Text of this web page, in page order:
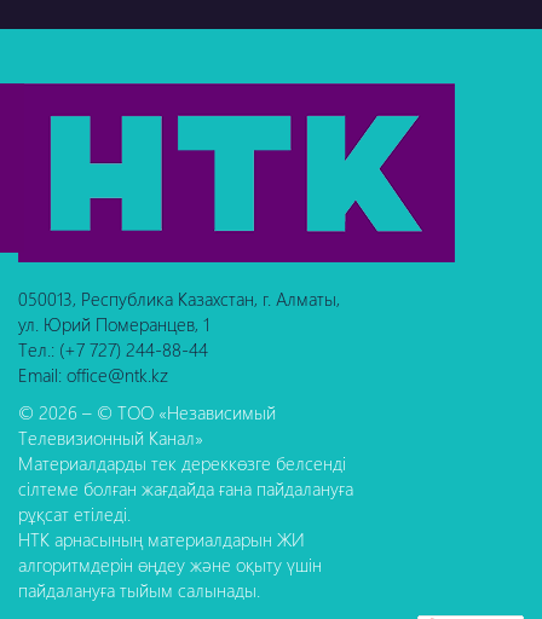
050013, Республика Казахстан, г. Алматы,
ул. Юрий Померанцев, 1
Тел.: (+7 727) 244-88-44
Email: office@ntk.kz
© 2026 – © ТОО «Независимый
Телевизионный Канал»
Материалдарды тек дереккөзге белсенді
сілтеме болған жағдайда ғана пайдалануға
рұқсат етіледі.
НТК арнасының материалдарын ЖИ
алгоритмдерін өңдеу және оқыту үшін
пайдалануға тыйым салынады.